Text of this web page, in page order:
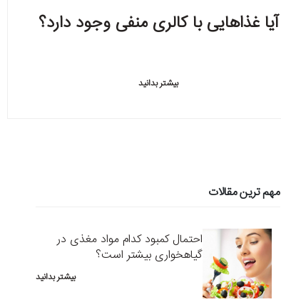
آیا غذاهایی با کالری منفی وجود دارد؟
بیشتر بدانید
مهم ترین مقالات
احتمال کمبود کدام مواد مغذی در
گیاهخواری بیشتر است؟
بیشتر بدانید